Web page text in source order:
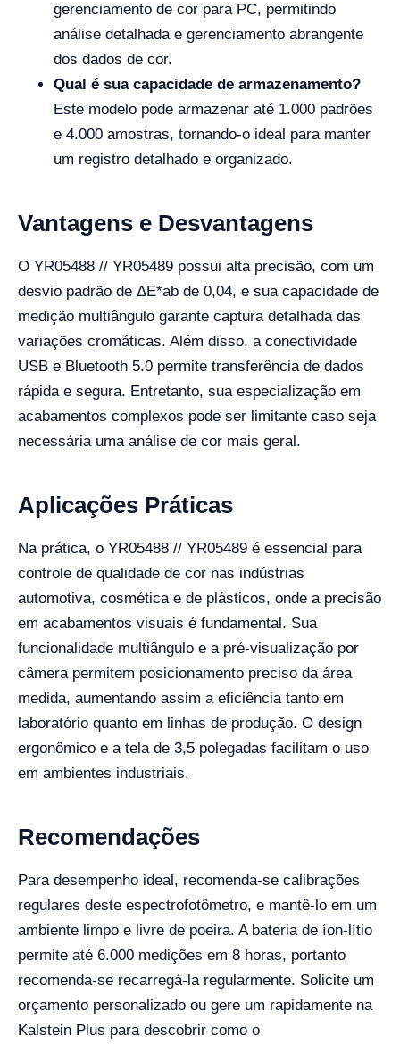
gerenciamento de cor para PC, permitindo
análise detalhada e gerenciamento abrangente
dos dados de cor.
Qual é sua capacidade de armazenamento?
Este modelo pode armazenar até 1.000 padrões
e 4.000 amostras, tornando-o ideal para manter
um registro detalhado e organizado.
Vantagens e Desvantagens
O YR05488 // YR05489 possui alta precisão, com um
desvio padrão de ΔE*ab de 0,04, e sua capacidade de
medição multiângulo garante captura detalhada das
variações cromáticas. Além disso, a conectividade
USB e Bluetooth 5.0 permite transferência de dados
rápida e segura. Entretanto, sua especialização em
acabamentos complexos pode ser limitante caso seja
necessária uma análise de cor mais geral.
Aplicações Práticas
Na prática, o YR05488 // YR05489 é essencial para
controle de qualidade de cor nas indústrias
automotiva, cosmética e de plásticos, onde a precisão
em acabamentos visuais é fundamental. Sua
funcionalidade multiângulo e a pré-visualização por
câmera permitem posicionamento preciso da área
medida, aumentando assim a eficiência tanto em
laboratório quanto em linhas de produção. O design
ergonômico e a tela de 3,5 polegadas facilitam o uso
em ambientes industriais.
Recomendações
Para desempenho ideal, recomenda-se calibrações
regulares deste espectrofotômetro, e mantê-lo em um
ambiente limpo e livre de poeira. A bateria de íon-lítio
permite até 6.000 medições em 8 horas, portanto
recomenda-se recarregá-la regularmente. Solicite um
orçamento personalizado ou gere um rapidamente na
Kalstein Plus para descobrir como o